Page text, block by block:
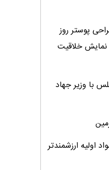
پوستر روز
برای نمایش خلاقیت
با وزیر جهاد
اولیه ارزشمندتر